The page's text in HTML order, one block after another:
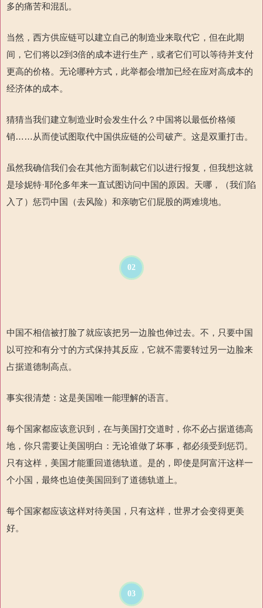
多的痛苦和混乱。
当然，西方供应链可以建立自己的制造业来取代它，但在此期
间，它们将以2到 3倍的成本进行生产，或者它们可以等待并支付
更高的价格。无论哪种方式，此举都会增加已经在应对高成本的
经济体的成本。
猜猜当我们建立制造业时会发生什么？中国将以最低价格倾
销……从而使试图取代中国供应链的公司破产。这是双重打击。
虽然我确信我们会在其他方面制裁它们以进行报复，但我想这就
是珍妮特·耶伦多年来一直试图访问中国的原因。天哪，
（我们陷
入了）惩罚中国（去风险）和亲吻它们屁股的两难境地。
02
中国不相信被打脸了就应该把另一边脸也伸过去。不，只要中国
以可控和有分寸的方式保持其反应，它就不需要转过另一边脸来
占据道德制高点。
事实很清楚：这是美国唯一能理解的语言。
每个国家都应该意识到，在与美国打交道时，你不必占据道德高
地，你只需要让美国明白：无论谁做了坏事，都必须受到惩罚。
只有这样，美国才能重回道德轨道。是的，即使是阿富汗这样一
个小国，最终也迫使美国回到了道德轨道上。
每个国家都应该这样对待美国，只有这样，世界才会变得更美
好。
03